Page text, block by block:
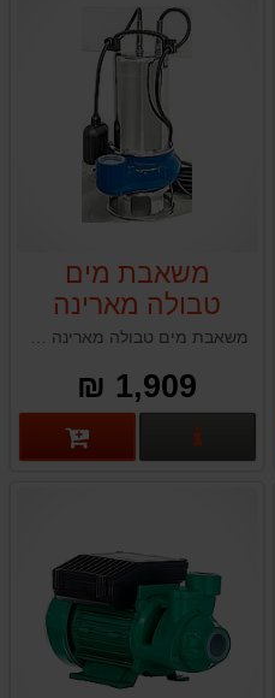
משאבת מים
טבולה מארינה
MARINA SNG
1402 VS
1,909 ₪
פרטים נוספים